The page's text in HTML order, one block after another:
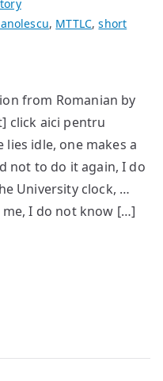
, MTTLC,short
from Romanian by
click aici pentru
idle, one makes a
not to do it again, I do
University clock, …
me, I do not know […]